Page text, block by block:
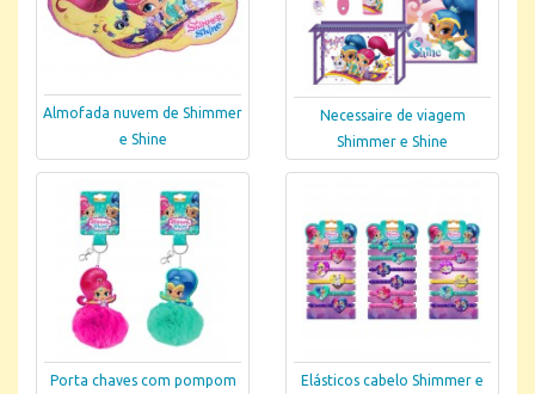
Almofada nuvem de Shimmer
e Shine
Necessaire de viagem
Shimmer e Shine
Porta chaves com pompom
Elásticos cabelo Shimmer e